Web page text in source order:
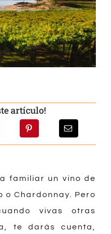
artículo!
familiar un vino de
o Chardonnay. Pero
vivas otras
te darás cuenta,